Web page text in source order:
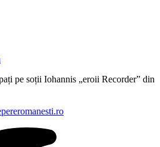
pe soții Iohannis „eroii Recorder” din